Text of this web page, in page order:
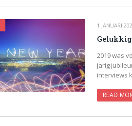
1 JANUARI
2019 was
jarig
interviews
READ